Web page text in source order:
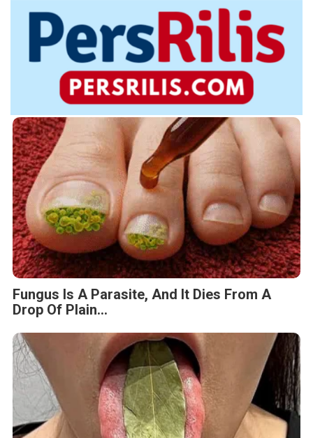
Fungus Is A Parasite, And It Dies From A
Drop Of Plain...